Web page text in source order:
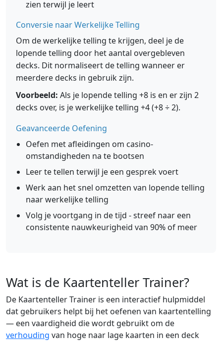
zien terwijl je leert
Conversie naar Werkelijke Telling
Om de werkelijke telling te krijgen, deel je de
lopende telling door het aantal overgebleven
decks. Dit normaliseert de telling wanneer er
meerdere decks in gebruik zijn.
Voorbeeld: Als je lopende telling +8 is en er zijn 2
decks over, is je werkelijke telling +4 (+8 ÷ 2).
Geavanceerde Oefening
Oefen met afleidingen om casino-
omstandigheden na te bootsen
Leer te tellen terwijl je een gesprek voert
Werk aan het snel omzetten van lopende telling
naar werkelijke telling
Volg je voortgang in de tijd - streef naar een
consistente nauwkeurigheid van 90% of meer
Wat is de Kaartenteller Trainer?
De Kaartenteller Trainer is een interactief hulpmiddel
dat gebruikers helpt bij het oefenen van kaartentelling
— een vaardigheid die wordt gebruikt om de
verhouding van hoge naar lage kaarten in een deck